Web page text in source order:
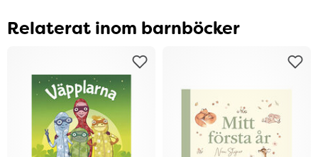
Relaterat inom barnböcker